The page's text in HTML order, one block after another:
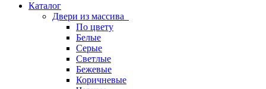
Каталог
Двери из массива
По цвету
Белые
Серые
Светлые
Бежевые
Коричневые